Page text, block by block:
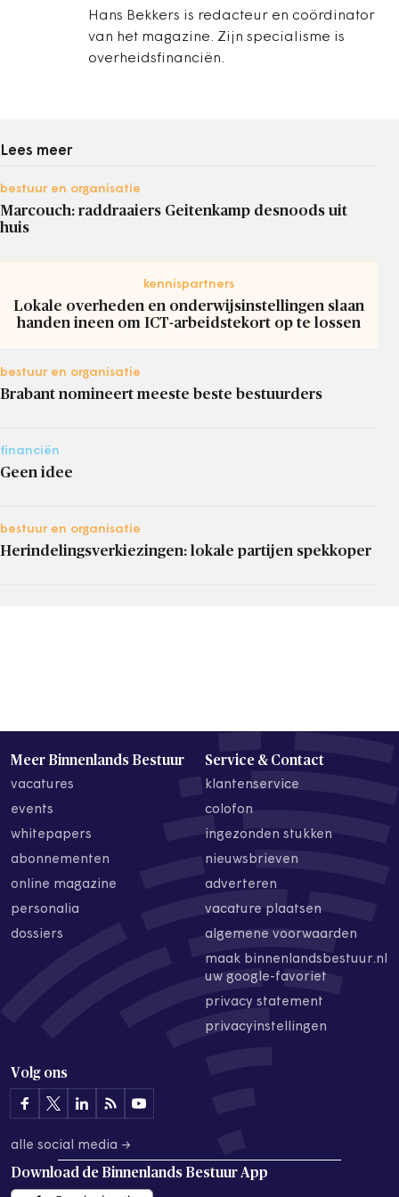
Hans Bekkers is redacteur en coördinator
van het magazine. Zijn specialisme is
overheidsfinanciën.
Lees meer
bestuur en organisatie
Marcouch: raddraaiers Geitenkamp desnoods uit
huis
kennispartners
Lokale overheden en onderwijsinstellingen slaan
handen ineen om ICT-arbeidstekort op te lossen
bestuur en organisatie
Brabant nomineert meeste beste bestuurders
financiën
Geen idee
bestuur en organisatie
Herindelingsverkiezingen: lokale partijen spekkoper
Meer Binnenlands Bestuur
vacatures
events
whitepapers
abonnementen
online magazine
personalia
dossiers
Service & Contact
klantenservice
colofon
ingezonden stukken
nieuwsbrieven
adverteren
vacature plaatsen
algemene voorwaarden
maak binnenlandsbestuur.nl
uw google-favoriet
privacy statement
privacyinstellingen
Volg ons
alle social media →
Download de Binnenlands Bestuur App